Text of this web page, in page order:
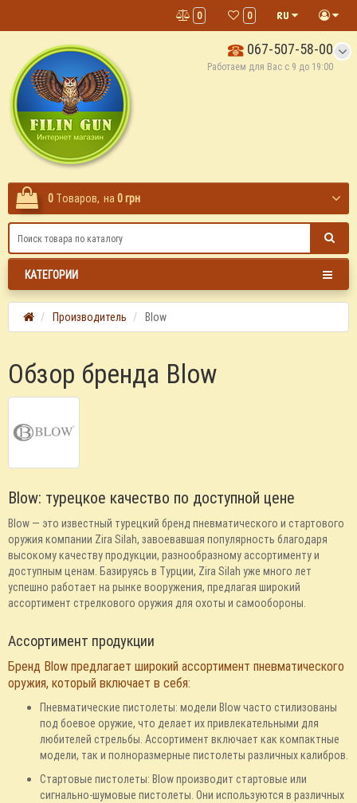
0
0
067-507-58-00
Работаем для Вас с 9 до 19:00
0 Tоваров, на 0 грн
КАТЕГОРИИ
Производитель Blow
Обзор бренда Blow
Blow: турецкое качество по доступной цене
Blow — это известный турецкий бренд пневматического и стартового
оружия компании Zira Silah, завоевавшая популярность благодаря
высокому качеству продукции, разнообразному ассортименту и
доступным ценам. Базируясь в Турции, Zira Silah уже много лет
успешно работает на рынке вооружения, предлагая широкий
ассортимент стрелкового оружия для охоты и самообороны.
Ассортимент продукции
Бренд Blow предлагает широкий ассортимент пневматического
оружия, который включает в себя:
Пневматические пистолеты: модели Blow часто стилизованы
под боевое оружие, что делает их привлекательными для
любителей стрельбы. Ассортимент включает как компактные
модели, так и полноразмерные пистолеты различных калибров.
Стартовые пистолеты: Blow производит стартовые или
сигнально-шумовые пистолеты. Они используются в различных